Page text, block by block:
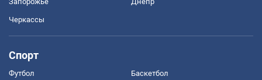
Черкассы
Спорт
Футбол Баскетбол